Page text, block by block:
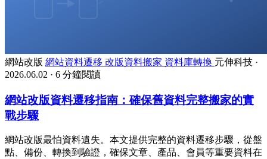
網站改版 網站資料遷移 改版資料搬家 資料庫轉換 元伸科技 ·
2026.06.02 · 6 分鐘閱讀
網站改版資料遷移指南：確保舊資料完整搬家的實
戰步驟
網站改版最怕資料遺失。本文提供完整的資料遷移步驟，從盤
點、備份、轉換到驗證，確保文章、產品、會員等重要資料在